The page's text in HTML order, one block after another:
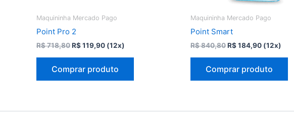
Maquininha Mercado Pago
Point Pro 2
R$718,80O
era:
R$ 718,80.
R$119,90O
é:
R$ 119,90.
(12x)
Comprar produto
Maquininha Mercado Pago
Point Smart
R$840,80O
era:
R$ 840,80.
R$184,90O
é:
R$ 184,90.
(12x)
Comprar produto